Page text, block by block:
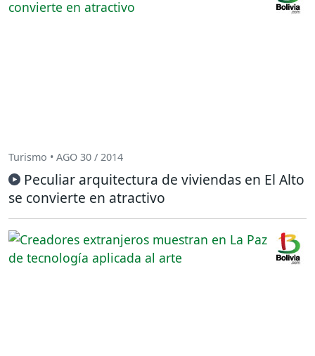
Turismo • AGO 30 / 2014
Peculiar arquitectura de viviendas en El Alto
se convierte en atractivo